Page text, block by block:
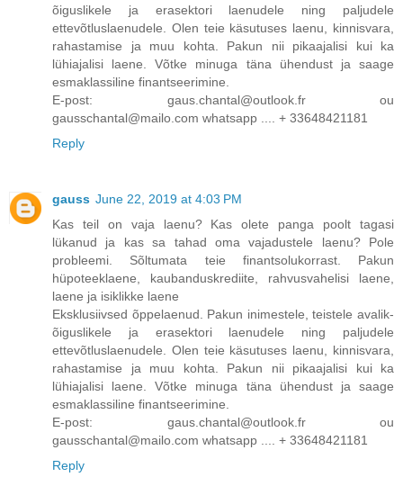
õiguslikele ja erasektori laenudele ning paljudele
ettevõtluslaenudele. Olen teie käsutuses laenu, kinnisvara,
rahastamise ja muu kohta. Pakun nii pikaajalisi kui ka
lühiajalisi laene. Võtke minuga täna ühendust ja saage
esmaklassiline finantseerimine.
E-post: gaus.chantal@outlook.fr ou
gausschantal@mailo.com whatsapp .... + 33648421181
Reply
gauss June 22, 2019 at 4:03 PM
Kas teil on vaja laenu? Kas olete panga poolt tagasi
lükanud ja kas sa tahad oma vajadustele laenu? Pole
probleemi. Sõltumata teie finantsolukorrast. Pakun
hüpoteeklaene, kaubanduskrediite, rahvusvahelisi laene,
laene ja isiklikke laene
Eksklusiivsed õppelaenud. Pakun inimestele, teistele avalik-
õiguslikele ja erasektori laenudele ning paljudele
ettevõtluslaenudele. Olen teie käsutuses laenu, kinnisvara,
rahastamise ja muu kohta. Pakun nii pikaajalisi kui ka
lühiajalisi laene. Võtke minuga täna ühendust ja saage
esmaklassiline finantseerimine.
E-post: gaus.chantal@outlook.fr ou
gausschantal@mailo.com whatsapp .... + 33648421181
Reply